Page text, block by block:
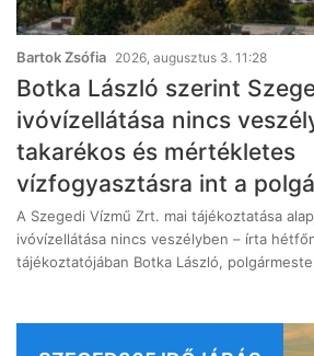
Bartok Zsófia 2026, augusztus 3. 11:28
Botka László szerint
ivóvízellátása nincs
takarékos és mértékletes
vízfogyasztásra int a
A Szegedi Vízmű Zrt. mai tájékoztatása
ivóvízellátása nincs veszélyben – írta
tájékoztatójában Botka László,